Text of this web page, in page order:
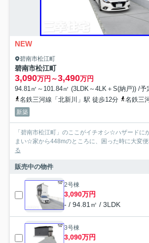
NEW
碧南市松江町
碧南市松江町
3,090万円～3,490万円
94.81㎡～101.84㎡ (3LDK～4LK＋S(納戸)) /予
名鉄三河線「北新川」駅 徒歩12分
名鉄三河
新築
「碧南市松江町」のここがイチオシ☆ハザードに
まい☆家から448mのところに、困った時に大変
る
販売中の物件
2号棟
3,090万円
- / 94.81㎡ / 3LDK
3号棟
3,090万円